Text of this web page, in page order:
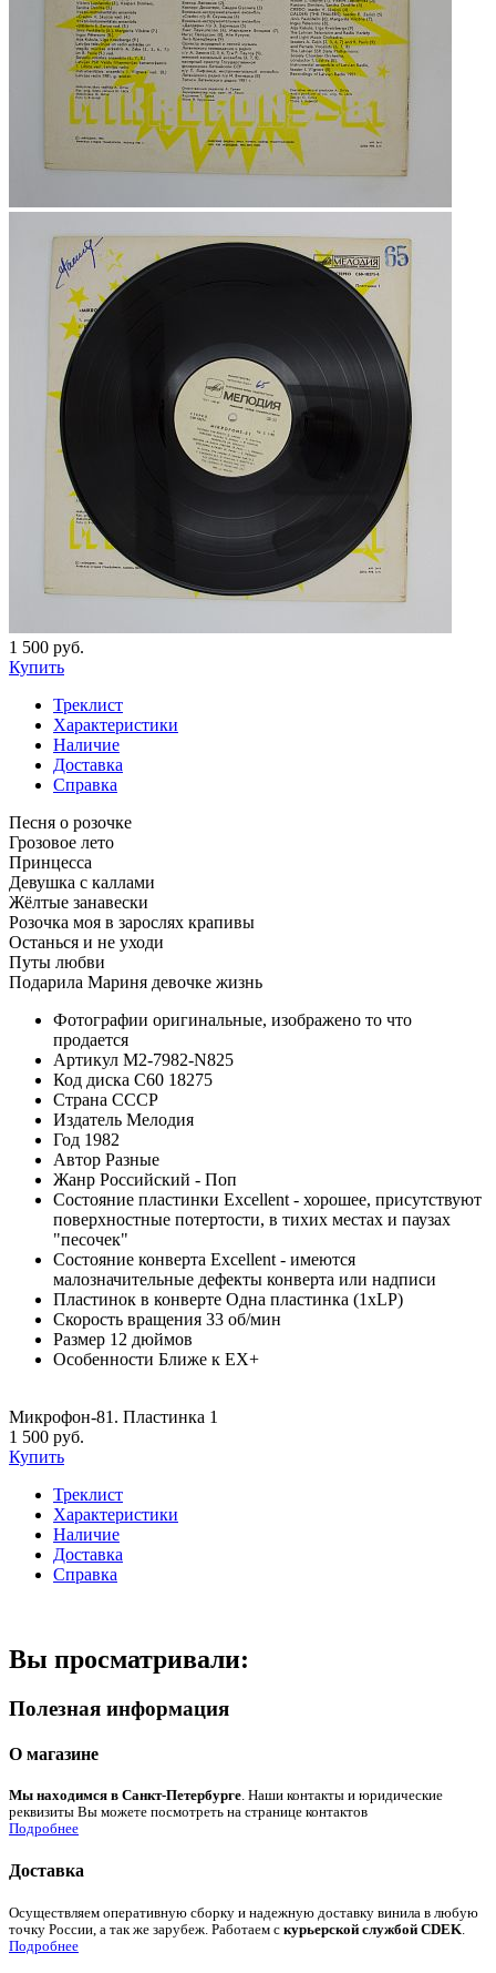
1 500 руб.
Купить
Треклист
Характеристики
Наличие
Доставка
Справка
Песня о розочке
Грозовое лето
Принцесса
Девушка с каллами
Жёлтые занавески
Розочка моя в зарослях крапивы
Останься и не уходи
Путы любви
Подарила Мариня девочке жизнь
Фотографии оригинальные, изображено то что
продается
Артикул M2-7982-N825
Код диска С60 18275
Страна СССР
Издатель Мелодия
Год 1982
Автор Разные
Жанр Российский - Поп
Состояние пластинки Excellent - хорошее, присутствуют
поверхностные потертости, в тихих местах и паузах
"песочек"
Состояние конверта Excellent - имеются
малозначительные дефекты конверта или надписи
Пластинок в конверте Одна пластинка (1xLP)
Скорость вращения 33 об/мин
Размер 12 дюймов
Особенности Ближе к EX+
Микрофон-81. Пластинка 1
1 500 руб.
Купить
Треклист
Характеристики
Наличие
Доставка
Справка
Вы просматривали:
Полезная информация
О магазине
Мы находимся в Санкт-Петербурге. Наши контакты и юридические
реквизиты Вы можете посмотреть на странице контактов
Подробнее
Доставка
Осуществляем оперативную сборку и надежную доставку винила в любую
точку России, а так же зарубеж. Работаем с курьерской службой CDEK
Подробнее